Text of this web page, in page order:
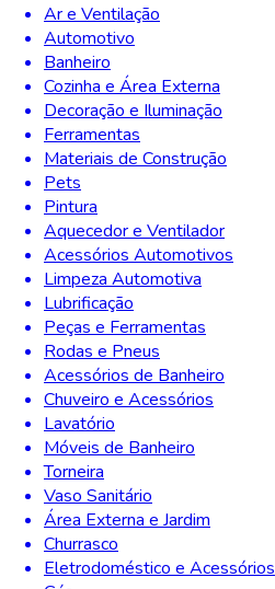
Ar e Ventilação
Automotivo
Banheiro
Cozinha e Área Externa
Decoração e Iluminação
Ferramentas
Materiais de Construção
Pets
Pintura
Aquecedor e Ventilador
Acessórios Automotivos
Limpeza Automotiva
Lubrificação
Peças e Ferramentas
Rodas e Pneus
Acessórios de Banheiro
Chuveiro e Acessórios
Lavatório
Móveis de Banheiro
Torneira
Vaso Sanitário
Área Externa e Jardim
Churrasco
Eletrodoméstico e Acessórios